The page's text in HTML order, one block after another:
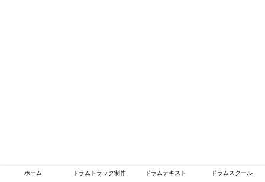
ホーム ドラムトラック制作 ドラムテキスト ドラムスクール